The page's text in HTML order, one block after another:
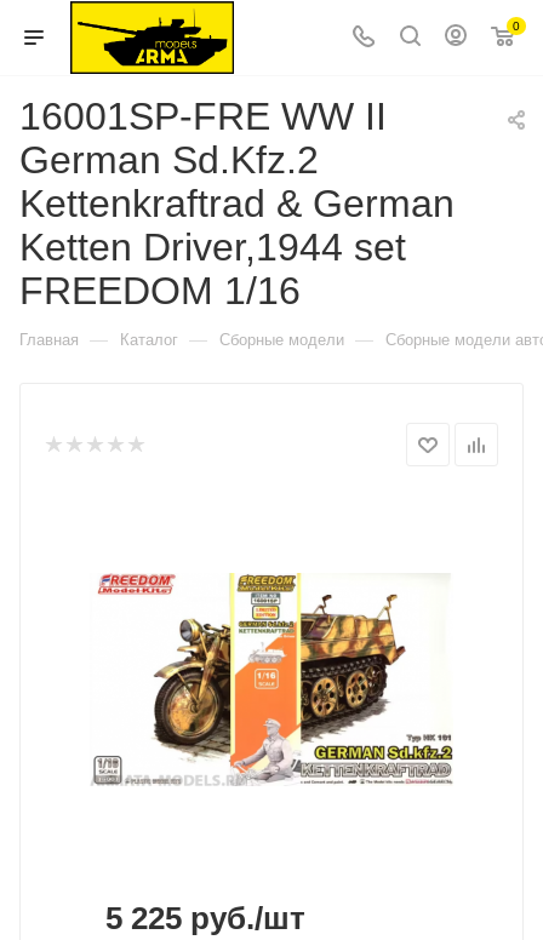
0
16001SP-FRE WW II
German Sd.Kfz.2
Kettenkraftrad & German
Ketten Driver,1944 set
FREEDOM 1/16
Главная — Каталог — Сборные модели — Сборные модели
5 225 руб./шт